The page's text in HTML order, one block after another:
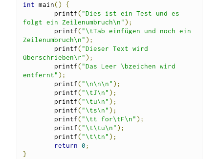
int main()
{
        printf
( "Dies ist ein Test und es
folgt ein Zeilenumbruch\n" );
        printf
( "\tTab einfügen und noch ein
Zeilenumbruch\n" );
        printf
( "Dieser Text wird
überschrieben\r" );
        printf
( "Das Leer \bzeichen wird
entfernt" );
        printf
( "\n\n\n" );
        printf
( "\tJ\n" );
        printf
( "\tu\n" );
        printf
( "\ts\n" );
        printf
( "\tt for\tF\n" );
        printf
( "\t\tu\n" );
        printf
( "\t\tn" );
return 0;
}